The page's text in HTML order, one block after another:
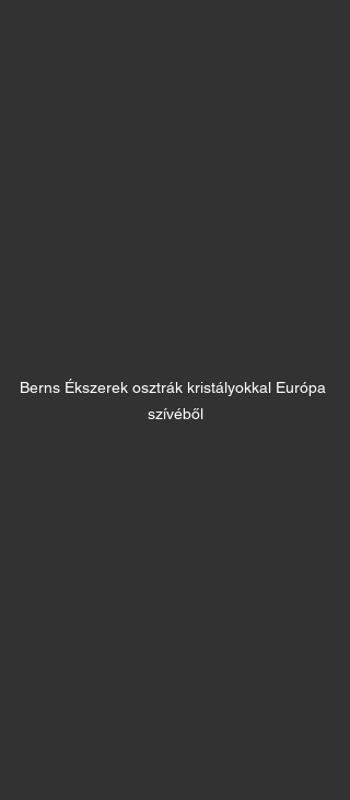
Berns Ékszerek osztrák kristályokkal Európa
szívéből